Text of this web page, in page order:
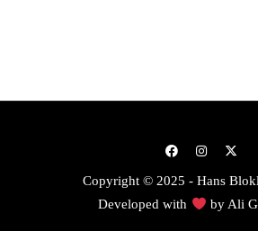
Copyright © 2025 - Hans
Developed with
by Ali